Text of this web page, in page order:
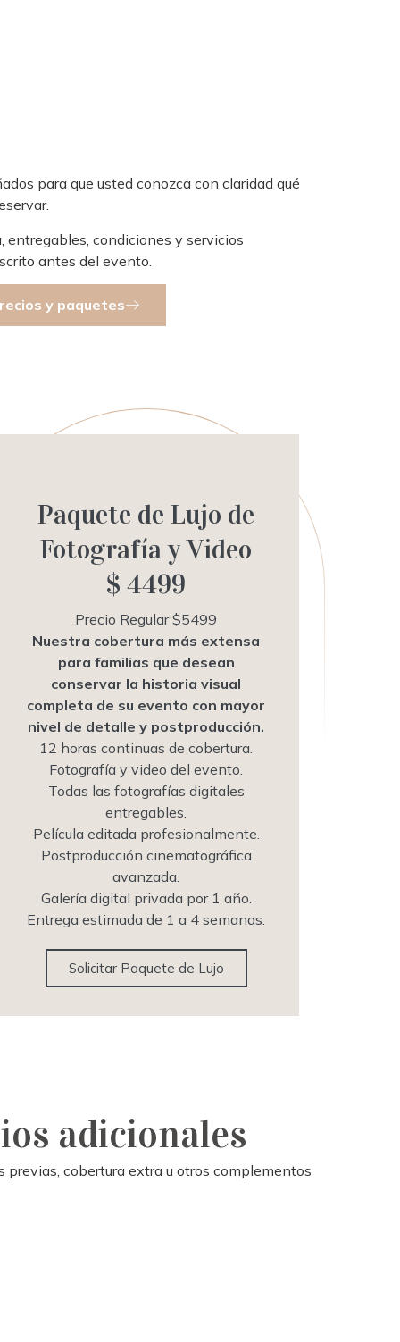
para que usted conozca con claridad qué
entregables, condiciones y servicios
antes del evento.
y paquetes
Paquete de Lujo de
Fotografía y Video
$ 4499
Precio Regular $5499
Nuestra cobertura más extensa
para familias que desean
conservar la historia visual
completa de su evento con mayor
nivel de detalle y postproducción.
12 horas continuas de cobertura.
Fotografía y video del evento.
Todas las fotografías digitales
entregables.
Película editada profesionalmente.
Postproducción cinematográfica
avanzada.
Galería digital privada por 1 año.
Entrega estimada de 1 a 4 semanas.
Solicitar Paquete de Lujo
adicionales
cobertura extra u otros complementos